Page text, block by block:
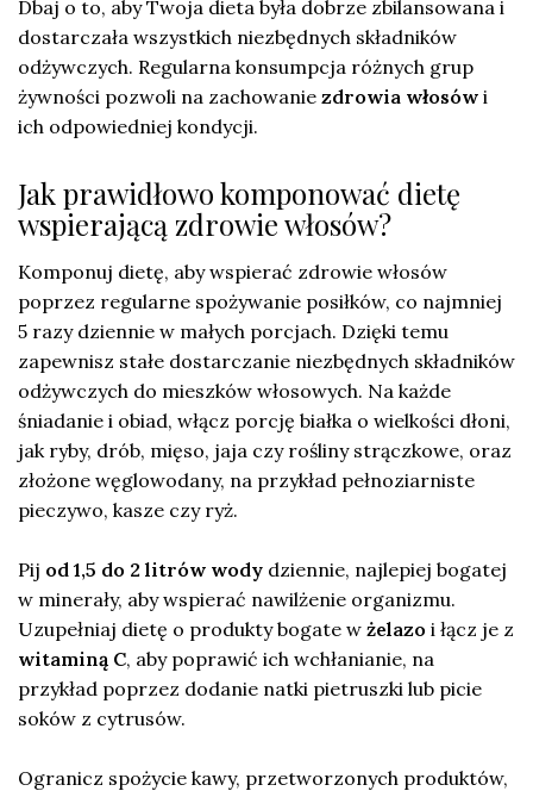
Dbaj o to, aby Twoja dieta była dobrze zbilansowana i
dostarczała wszystkich niezbędnych składników
odżywczych. Regularna konsumpcja różnych grup
żywności pozwoli na zachowanie zdrowia włosów i
ich odpowiedniej kondycji.
Jak prawidłowo komponować dietę
wspierającą zdrowie włosów?
Komponuj dietę, aby wspierać zdrowie włosów
poprzez regularne spożywanie posiłków, co najmniej
5 razy dziennie w małych porcjach. Dzięki temu
zapewnisz stałe dostarczanie niezbędnych składników
odżywczych do mieszków włosowych. Na każde
śniadanie i obiad, włącz porcję białka o wielkości dłoni,
jak ryby, drób, mięso, jaja czy rośliny strączkowe, oraz
złożone węglowodany, na przykład pełnoziarniste
pieczywo, kasze czy ryż.
Pij od 1,5 do 2 litrów wody dziennie, najlepiej bogatej
w minerały, aby wspierać nawilżenie organizmu.
Uzupełniaj dietę o produkty bogate w żelazo i łącz je z
witaminą C, aby poprawić ich wchłanianie, na
przykład poprzez dodanie natki pietruszki lub picie
soków z cytrusów.
Ogranicz spożycie kawy, przetworzonych produktów,